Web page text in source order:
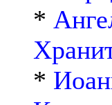
*
*